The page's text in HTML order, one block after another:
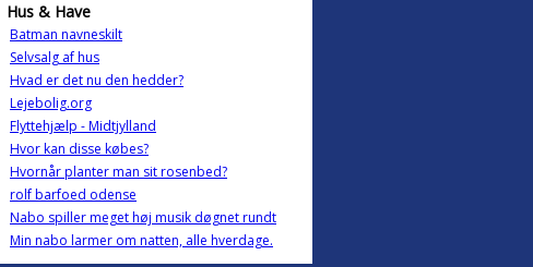
Hus & Have
Batman navneskilt
Selvsalg af hus
Hvad er det nu den hedder?
Lejebolig.org
Flyttehjælp - Midtjylland
Hvor kan disse købes?
Hvornår planter man sit rosenbed?
rolf barfoed odense
Nabo spiller meget høj musik døgnet rundt
Min nabo larmer om natten, alle hverdage.